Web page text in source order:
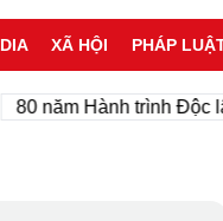
XÃ HỘI PHÁP
Hành trình Độc lập -